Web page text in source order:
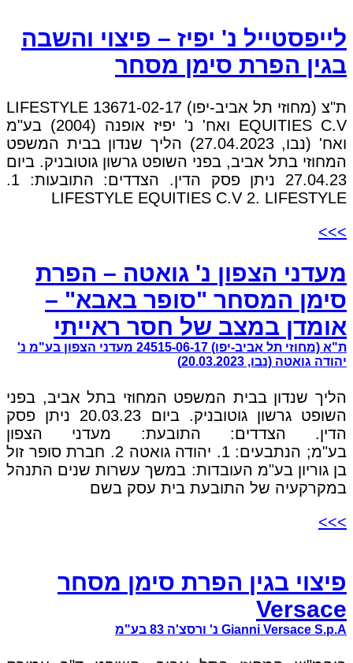
לייפסטייל נ' יפיז – פיצוי והשבה
בגין הפרת סימן מסחר
ת"צ (מחוזי תל אביב-יפו) 13671-02-17 LIFESTYLE
EQUITIES C.V ואח' נ' יפיז אופנה (2004) בע"מ
ואח' (נבו, 27.04.2023) הליך שנדון בבית המשפט
המחוזי בתל אביב, בפני השופט גרשון גוטובניק. ביום
27.04.23 ניתן פסק הדין. הצדדים: התובעות: 1.
LIFESTYLE EQUITIES C.V 2. LIFESTYLE
>>>
מעדני הצפון נ' גואטה – הפרת
סימן המסחר "סופר באבא" –
אומדן במצב של חסר ראייתי
ת"א (מחוזי תל אביב-יפו) 24515-06-17 מעדני הצפון בע"מ נ'
יהודה גואטה (נבו, 20.03.2023)
הליך שנדון בבית המשפט המחוזי בתל אביב, בפני
השופט גרשון גוטובניק. ביום 20.03.23 ניתן פסק
הדין. הצדדים: התובעת: מעדני הצפון
בע"מ; הנתבעים: 1. יהודה גואטה 2. חברת סופר זול
בן גוריון בע"מ העובדות: במשך עשרות שנים התנהל
במקרקעיה של התובעת בית עסק בשם
>>>
פיצוי בגין הפרת סימן מסחר
Versace
Gianni Versace S.p.A נ' ורסצ'ה 83 בע"מ